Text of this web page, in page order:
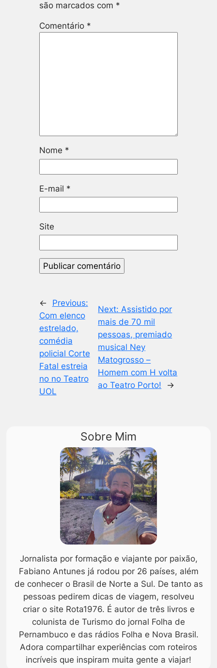
são marcados com *
Comentário *
Nome *
E-mail *
Site
←
Previous:
Com elenco
estrelado,
comédia
policial Corte
Fatal estreia
no no Teatro
UOL
Next:Assistido por
mais de 70 mil
pessoas, premiado
musical Ney
Matogrosso –
Homem com H volta
ao Teatro Porto!
→
Sobre Mim
Jornalista por formação e viajante por paixão,
Fabiano Antunes já rodou por 26 países, além
de conhecer o Brasil de Norte a Sul. De tanto as
pessoas pedirem dicas de viagem, resolveu
criar o site Rota1976. É autor de três livros e
colunista de Turismo do jornal Folha de
Pernambuco e das rádios Folha e Nova Brasil.
Adora compartilhar experiências com roteiros
incríveis que inspiram muita gente a viajar!